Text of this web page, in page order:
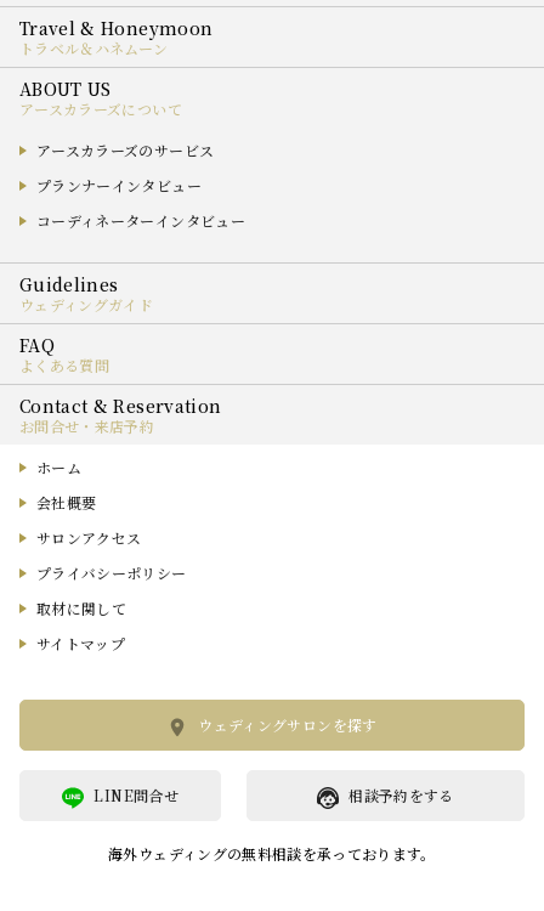
トラベル＆ハネムーン
アースカラーズについて
アースカラーズのサービス
プランナーインタビュー
コーディネーターインタビュー
ウェディングガイド
よくある質問
お問合せ・来店予約
ホーム
会社概要
サロンアクセス
プライバシーポリシー
取材に関して
サイトマップ
ウェディングサロンを探す
相談予約をする
LINE問合せ
海外ウェディングの無料相談を承っております。